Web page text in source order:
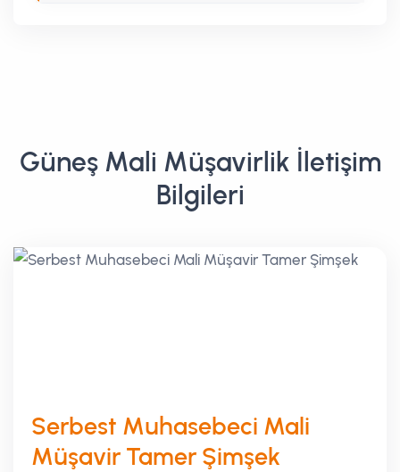
Güneş Mali Müşavirlik İletişim
Bilgileri
Serbest Muhasebeci Mali
Müşavir Tamer Şimşek